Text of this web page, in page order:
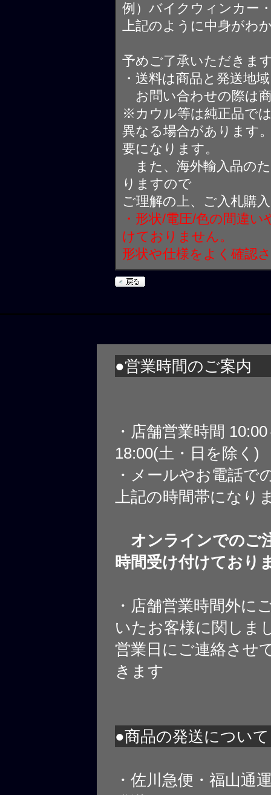
例）バイクウィンカー
上記のように中身がわ
予めご了承いただきま
・送料は商品と発送地
お問い合わせの際は
※カウル等は純正品で
異なる場合があります
要になります。
また、海外輸入品の
りますので
ご理解の上、ご入札購
・形状/電圧/色の間違
けておりません。
形状や仕様をよく確認
●営業時間のご案内
・店舗営業時間
18:00(土・日を除く)
・メールやお電話で
上記の時間帯になり
オンラインでのご
時間受け付けており
・店舗営業時間外に
いたお客様に関しま
営業日にご連絡させ
きます
●商品の発送について
・佐川急便・福山通